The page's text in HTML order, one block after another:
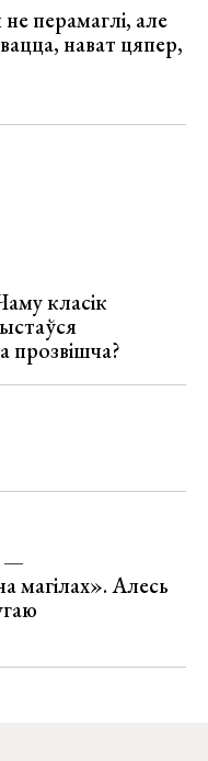
перамаглі, але
нават цяпер,
класік
прозвішча?
—
магілах». Алесь